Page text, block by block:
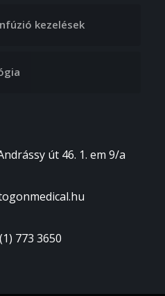
kezelések
út 46. 1. em 9/a
773 3650